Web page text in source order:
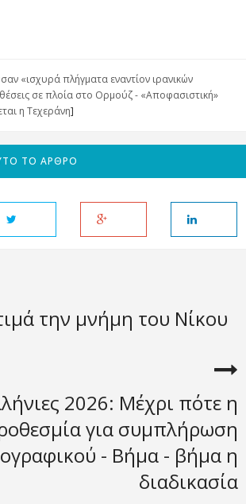
«ισχυρά πλήγματα εναντίον ιρανικών
σε πλοία στο Ορμούζ - «Αποφασιστική»
η Τεχεράνη]
ΤΟ ΆΡΘΡΟ
την μνήμη του Νίκου
2026: Μέχρι πότε η
για συμπλήρωση
- Βήμα - βήμα η
διαδικασία